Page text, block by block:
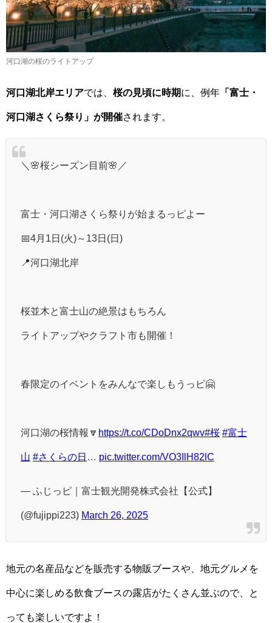
河口湖の桜のライトアップ
河口湖北岸エリアでは、 桜の見頃に時期に、例年 「富士・
河口湖さくら祭り」が開催されます。
＼🌸桜シーズン目前🌸／
富士・河口湖さくら祭りが始まるっピよー
📅4月1日(火)～13日(日)
📍河口湖北岸
桜並木と富士山の絶景はもちろん
ライトアップやクラフト市も開催！
春限定のイベントをみんなで楽しもうっピ🤗
河口湖の桜情報🔽 https://t.co/CDoDnx2qwv#桜 #富士
山 #さくらの日 … pic.twitter.com/VO3IlH82lC
— ふじっピ｜富士観光開発株式会社【公式】
(@fujippi223) March 26, 2025
地元の名産品などを販売する物販ブースや、地元グルメを
中心に楽しめる飲食ブースの露店がたくさん並ぶので、と
っても楽しいですよ！